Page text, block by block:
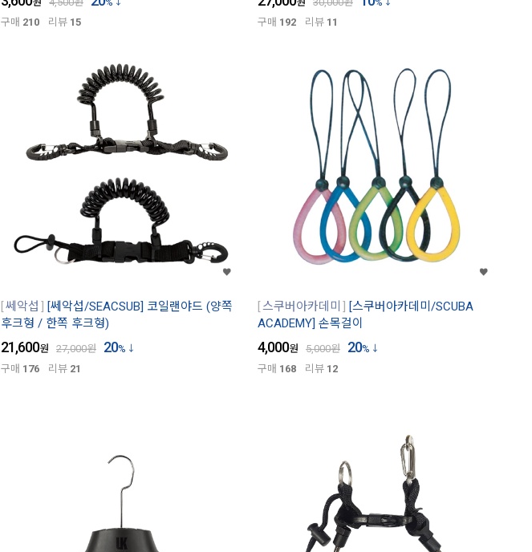
구매 210 리뷰 15
구매 192 리뷰 11
쎄악섭
[쎄악섭/SEACSUB] 코일랜야드 (양쪽
후크형 / 한쪽 후크형)
21,600원 27,000원 20%
구매 176 리뷰 21
스쿠버아카데미
[스쿠버아카데미/SCUBA
ACADEMY] 손목걸이
4,000원 5,000원 20%
구매 168 리뷰 12